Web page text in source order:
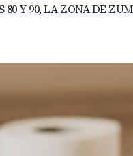
80 Y 90, LA ZONA DE